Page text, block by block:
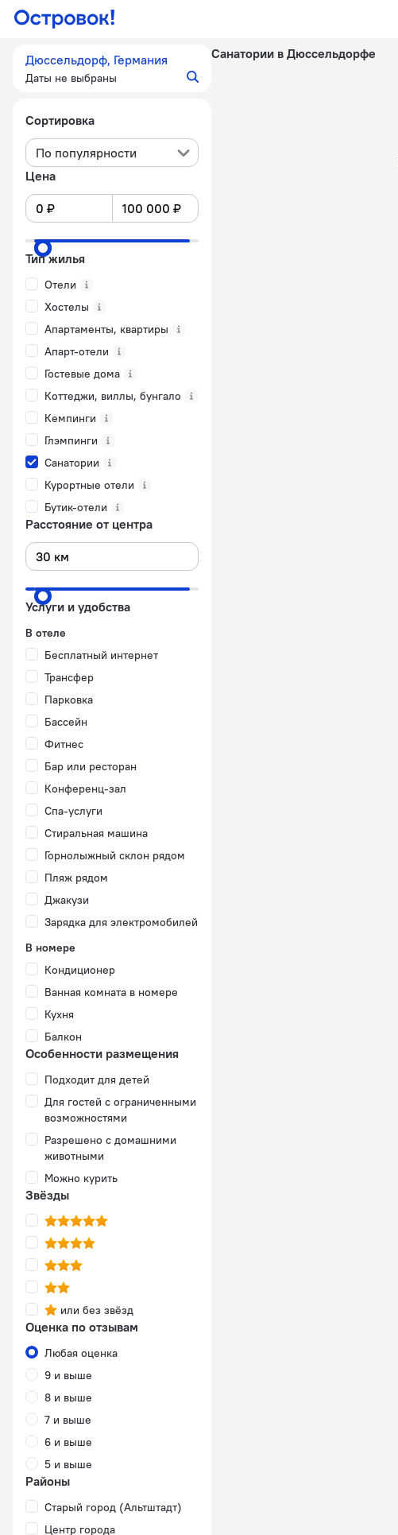
Дюссельдорф, Германия
Даты не выбраны
Сортировка
По популярности
Цена
Тип жилья
Отели
Хостелы
Апартаменты, квартиры
Апарт-отели
Гостевые дома
Коттеджи, виллы, бунгало
Кемпинги
Глэмпинги
Санатории
Курортные отели
Бутик-отели
Расстояние от центра
Услуги и удобства
В отеле
Бесплатный интернет
Трансфер
Парковка
Бассейн
Фитнес
Бар или ресторан
Конференц-зал
Спа-услуги
Стиральная машина
Горнолыжный склон рядом
Пляж рядом
Джакузи
Зарядка для электромобилей
В номере
Кондиционер
Ванная комната в номере
Кухня
Балкон
Особенности размещения
Подходит для детей
Для гостей с ограниченными
возможностями
Разрешено с домашними
животными
Можно курить
Звёзды
или без звёзд
Оценка по отзывам
Любая оценка
9 и выше
8 и выше
7 и выше
6 и выше
5 и выше
Районы
Старый город (Альтштадт)
Центр города
Санатории в Дюссельдорфе